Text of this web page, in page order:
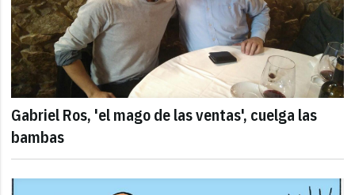
Gabriel Ros, 'el mago de las ventas', cuelga las
bambas